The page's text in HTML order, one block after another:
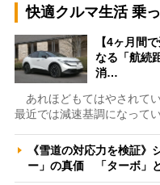
快適クルマ生活 乗
【4ヶ月間
なる「航続
消…
あれほどもてはやされて
最近では減速基調になって
《雪道の対応力を検証》
ー」の真価 「ターボ」